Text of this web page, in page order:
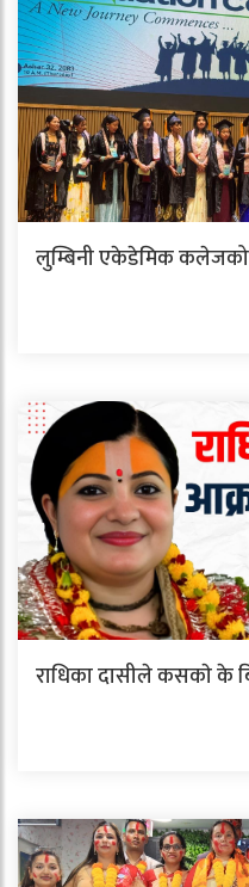
लुम्बिनी एकेडेमिक कलेजको
राधिका दासीले कसकाे के